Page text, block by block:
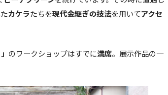
カケラたちを現代金継ぎの技法を用いてアクセ
のワークショップはすでに満席。展示作品の一